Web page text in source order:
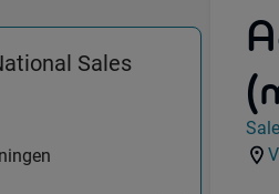
Sales
in 78052 Villingen-